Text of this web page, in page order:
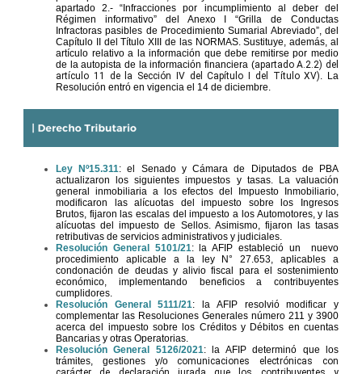
apartado 2.- “Infracciones por incumplimiento al deber del
Régimen informativo” del Anexo I “Grilla de Conductas
Infractoras pasibles de Procedimiento Sumarial Abreviado”, del
Capítulo II del Título XIII de las NORMAS. Sustituye, además, al
artículo relativo a la información que debe remitirse por medio
de la autopista de la información financiera (apartado A.2.2) del
artículo 11 de la Sección IV del Capítulo I del Título XV). La
Resolución entró en vigencia el 14 de diciembre.
Ley Nº15.311: el Senado y Cámara de Diputados de PBA
actualizaron los siguientes impuestos y tasas. La valuación
general inmobiliaria a los efectos del Impuesto Inmobiliario,
modificaron las alícuotas del impuesto sobre los Ingresos
Brutos, fijaron las escalas del impuesto a los Automotores, y las
alícuotas del impuesto de Sellos. Asimismo, fijaron las tasas
retributivas de servicios administrativos y judiciales.
Resolución General 5101/21: la AFIP estableció un nuevo
procedimiento aplicable a la ley N° 27.653, aplicables a
condonación de deudas y alivio fiscal para el sostenimiento
económico, implementando beneficios a contribuyentes
cumplidores.
Resolución General 5111/21: la AFIP resolvió modificar y
complementar las Resoluciones Generales número 211 y 3900
acerca del impuesto sobre los Créditos y Débitos en cuentas
Bancarias y otras Operatorias.
Resolución General 5126/2021: la AFIP determinó que los
trámites, gestiones y/ocomunicaciones electrónicas con